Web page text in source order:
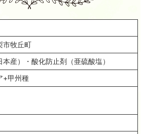
市牧丘町
産）・酸化防止剤（亜硫酸塩）
+甲州種